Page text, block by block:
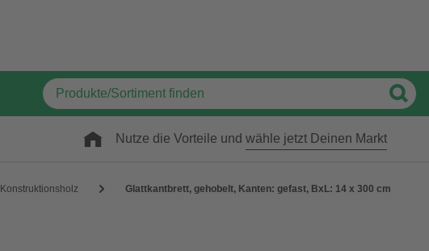
Nutze die Vorteile und wähle jetzt Deinen Markt
Konstruktionsholz Glattkantbrett, gehobelt, Kanten: gefast, BxL: 14 x 300 cm